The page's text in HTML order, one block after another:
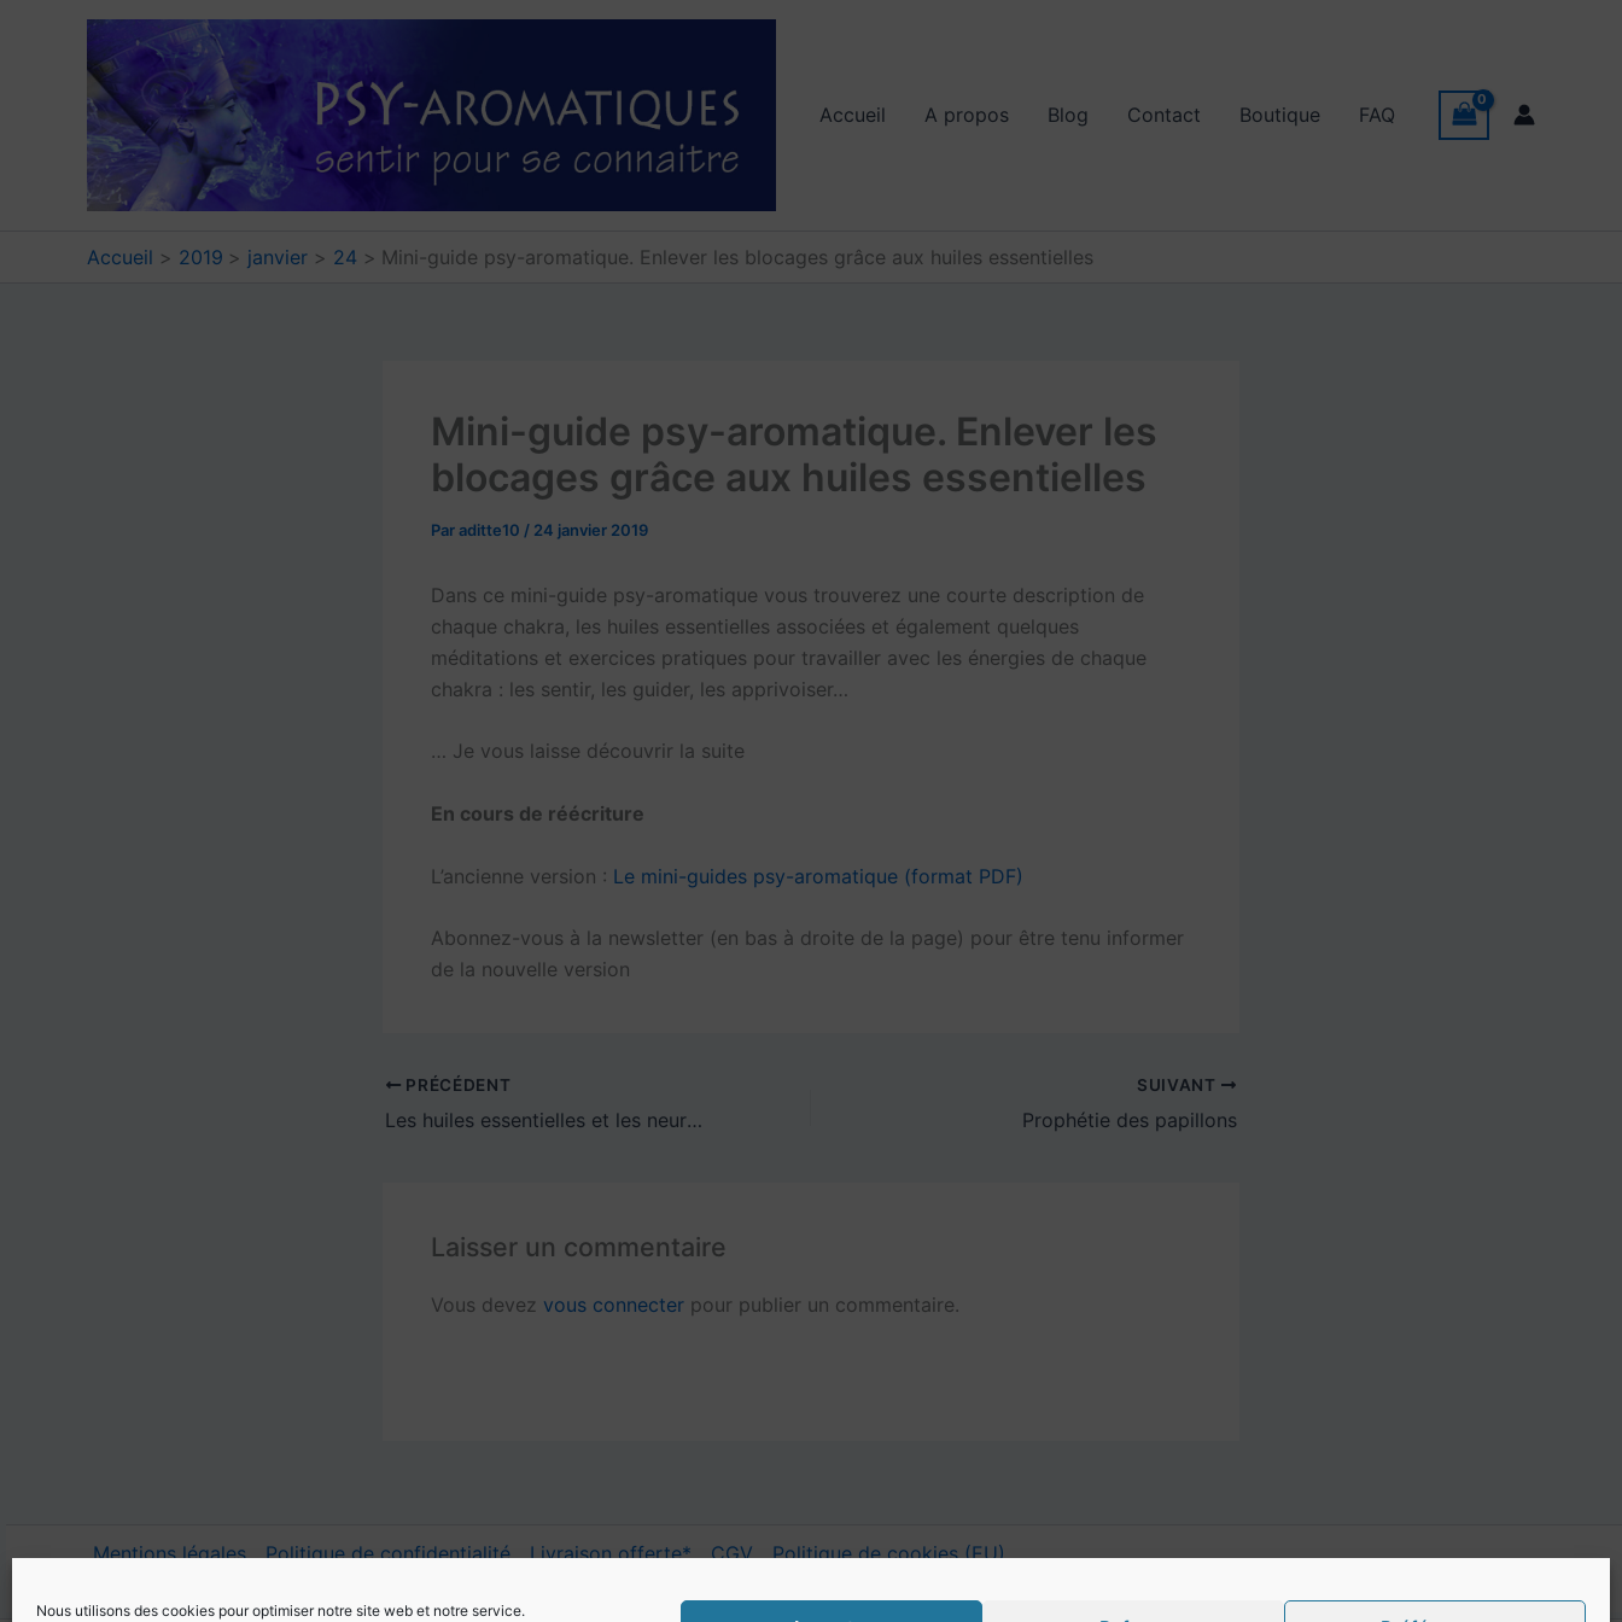
Nous utilisons des cookies pour optimiser notre site web et notre service.
Accueil
A propos Blog Contact Boutique FAQ
Accueil 2019 janvier 24 Mini-guide psy-aromatique. Enlever les blocages grâce aux huiles essentielles
Mini-guide psy-aromatique. Enlever les
blocages grâce aux huiles essentielles
Paraditte10 / 24 janvier 2019
Dans ce mini-guide psy-aromatique vous trouverez une courte description de
chaque chakra, les huiles essentielles associées et également quelques
méditations et exercices pratiques pour travailler avec les énergies de chaque
chakra : les sentir, les guider, les apprivoiser…
… Je vous laisse découvrir la suite
En cours de réécriture
L’ancienne version : Le mini-guides psy-aromatique (format PDF)
Abonnez-vous à la newsletter (en bas à droite de la page) pour être tenu informer
de la nouvelle version
PRÉCÉDENT
Les huiles essentielles et les neurosciences
SUIVANT
Prophétie des papillons
Laisser un commentaire
Vous devez vous connecter pour publier un commentaire.
Mentions légales Politique de confidentialité Livraison offerte* CGV
Politique de cookies (EU)